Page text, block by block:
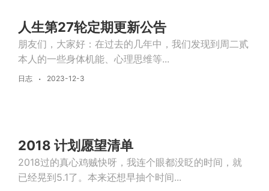
人生第27轮定期更新公告
朋友们，大家好：在过去的几年中，我们发现到周二贰
本人的一些身体机能、心理思维等...
日志 2023-12-3
2018 计划愿望清单
2018过的真心鸡贼快呀，我连个眼都没眨的时间，就
已经晃到5.1了。本来还想早抽个时间...